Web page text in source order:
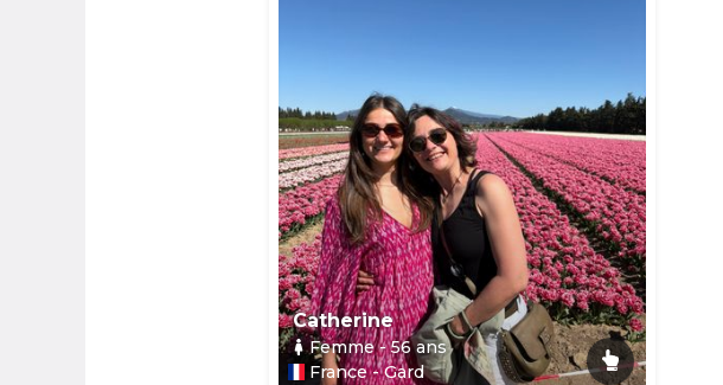
Catherine
Femme- 56ans
France - Gard